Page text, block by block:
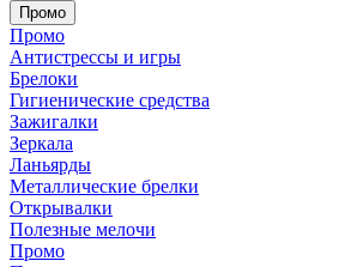
Промо
Промо
Антистрессы и игры
Брелоки
Гигиенические средства
Зажигалки
Зеркала
Ланьярды
Металлические брелки
Открывалки
Полезные мелочи
Промо